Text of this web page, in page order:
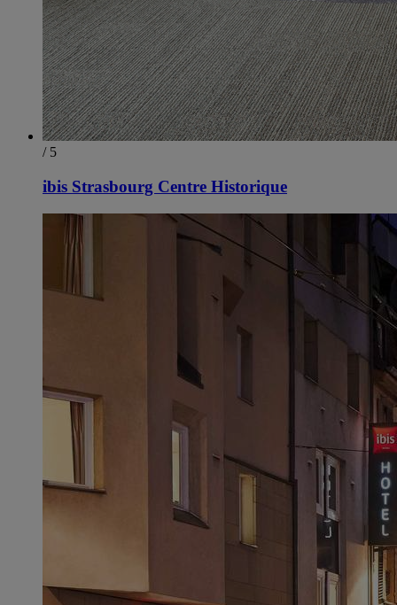
/ 5
ibis Strasbourg Centre Historique